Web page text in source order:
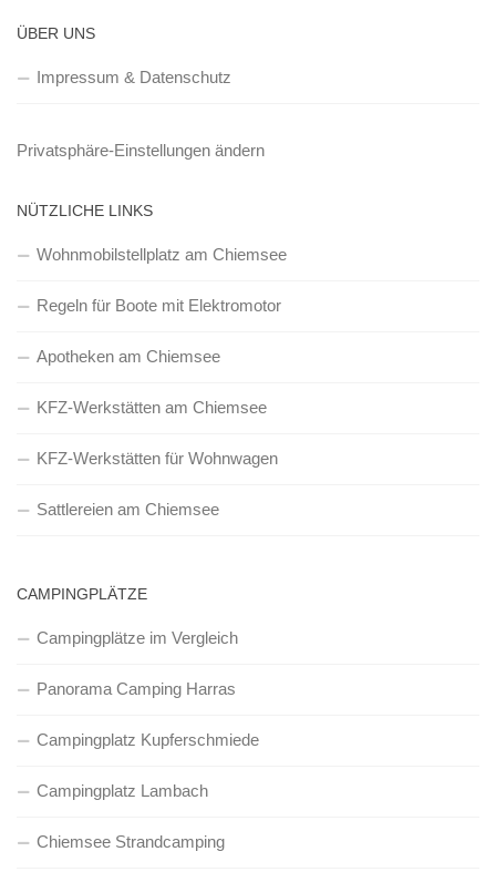
ÜBER UNS
Impressum & Datenschutz
Privatsphäre-Einstellungen ändern
NÜTZLICHE LINKS
Wohnmobilstellplatz am Chiemsee
Regeln für Boote mit Elektromotor
Apotheken am Chiemsee
KFZ-Werkstätten am Chiemsee
KFZ-Werkstätten für Wohnwagen
Sattlereien am Chiemsee
CAMPINGPLÄTZE
Campingplätze im Vergleich
Panorama Camping Harras
Campingplatz Kupferschmiede
Campingplatz Lambach
Chiemsee Strandcamping